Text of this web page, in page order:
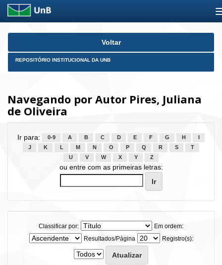
Skip
Voltar
REPOSITÓRIO INSTITUCIONAL DA UNB
Navegando por Autor Pires, Juliana
de Oliveira
Ir para: 0-9 A B C D E F G H
J
K L M N O P Q R S
T
U
V W X Y Z
ou entre com as primeiras letras:
Classificar por:
Em ordem:
Resultados/Página
Registro(s):